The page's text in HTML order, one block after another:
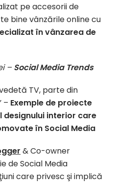
pe accesorii de
bine vânzările online cu
în vânzarea de
– Social Media Trends
TV, parte din
– Exemple de proiecte
designului interior care
în Social Media
& Co-owner
de Social Media
care privesc şi implică